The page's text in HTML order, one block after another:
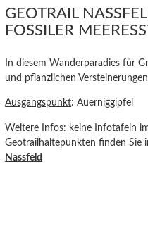
GEOTRAIL
FOSSILER
In diesem Wanderparadies für
und pflanzlichen
Ausgangspunkt: Auerniggipfel
Weitere Infos: keine Infotafeln
Geotrailhaltepunkten finden Sie
Nassfeld